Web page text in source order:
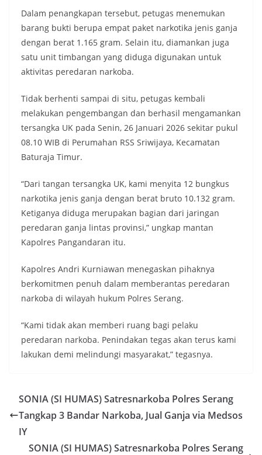
Dalam penangkapan tersebut, petugas menemukan
barang bukti berupa empat paket narkotika jenis ganja
dengan berat 1.165 gram. Selain itu, diamankan juga
satu unit timbangan yang diduga digunakan untuk
aktivitas peredaran narkoba.
Tidak berhenti sampai di situ, petugas kembali
melakukan pengembangan dan berhasil mengamankan
tersangka UK pada Senin, 26 Januari 2026 sekitar pukul
08.10 WIB di Perumahan RSS Sriwijaya, Kecamatan
Baturaja Timur.
“Dari tangan tersangka UK, kami menyita 12 bungkus
narkotika jenis ganja dengan berat bruto 10.132 gram.
Ketiganya diduga merupakan bagian dari jaringan
peredaran ganja lintas provinsi,” ungkap mantan
Kapolres Pangandaran itu.
Kapolres Andri Kurniawan menegaskan pihaknya
berkomitmen penuh dalam memberantas peredaran
narkoba di wilayah hukum Polres Serang.
“Kami tidak akan memberi ruang bagi pelaku
peredaran narkoba. Penindakan tegas akan terus kami
lakukan demi melindungi masyarakat,” tegasnya.
SONIA (SI HUMAS) Satresnarkoba Polres Serang
Tangkap 3 Bandar Narkoba, Jual Ganja via Medsos
IY
SONIA (SI HUMAS) Satresnarkoba Polres Serang